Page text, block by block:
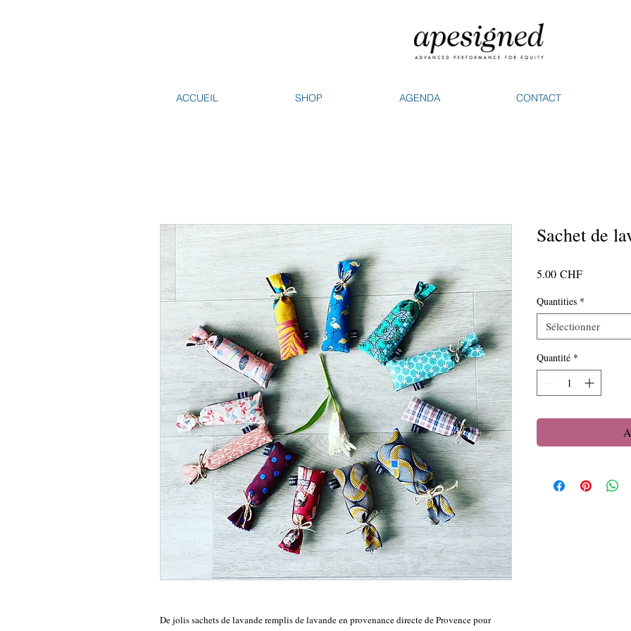
ACCUEIL SHOP AGENDA CONTACT
De jolis sachets de lavande remplis de lavande en provenance directe de Provence pour
Sachet de
5.00 CHFPrix
Quantities *
Sélectionner
Quantité *